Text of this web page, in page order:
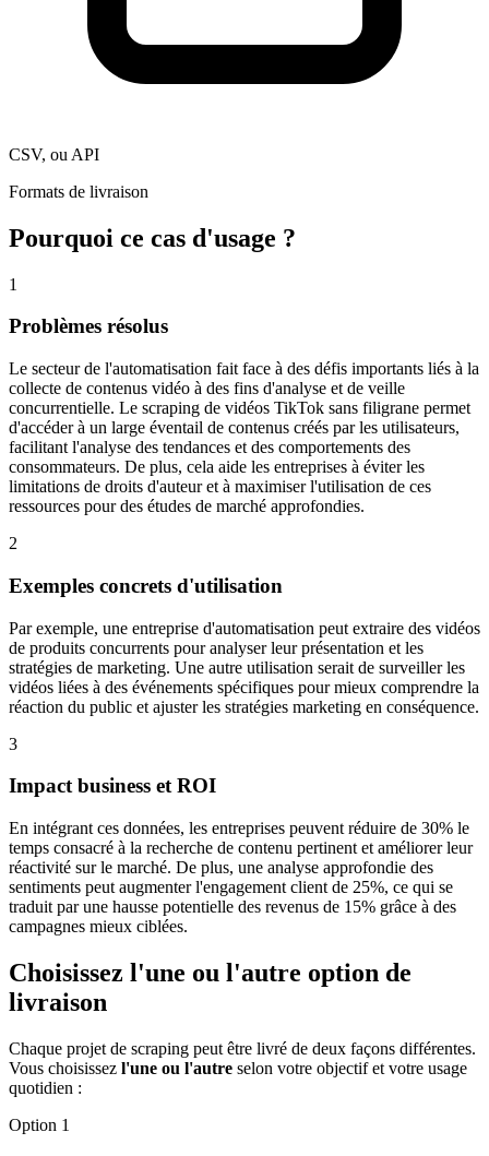
CSV, ou API
Formats de livraison
Pourquoi ce cas d'usage ?
1
Problèmes résolus
Le secteur de l'automatisation fait face à des défis importants liés à la
collecte de contenus vidéo à des fins d'analyse et de veille
concurrentielle. Le scraping de vidéos TikTok sans filigrane permet
d'accéder à un large éventail de contenus créés par les utilisateurs,
facilitant l'analyse des tendances et des comportements des
consommateurs. De plus, cela aide les entreprises à éviter les
limitations de droits d'auteur et à maximiser l'utilisation de ces
ressources pour des études de marché approfondies.
2
Exemples concrets d'utilisation
Par exemple, une entreprise d'automatisation peut extraire des vidéos
de produits concurrents pour analyser leur présentation et les
stratégies de marketing. Une autre utilisation serait de surveiller les
vidéos liées à des événements spécifiques pour mieux comprendre la
réaction du public et ajuster les stratégies marketing en conséquence.
3
Impact business et ROI
En intégrant ces données, les entreprises peuvent réduire de 30% le
temps consacré à la recherche de contenu pertinent et améliorer leur
réactivité sur le marché. De plus, une analyse approfondie des
sentiments peut augmenter l'engagement client de 25%, ce qui se
traduit par une hausse potentielle des revenus de 15% grâce à des
campagnes mieux ciblées.
Choisissez l'une ou l'autre option de
livraison
Chaque projet de scraping peut être livré de deux façons différentes.
Vous choisissez l'une ou l'autre selon votre objectif et votre usage
quotidien :
Option 1